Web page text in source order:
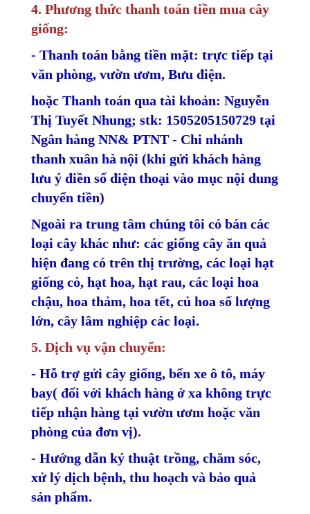
4. Phương thức thanh toán tiền mua cây
giống:
- Thanh toán bằng tiền mặt: trực tiếp tại
văn phòng, vườn ươm, Bưu điện.
hoặc Thanh toán qua tài khoản: Nguyễn
Thị Tuyết Nhung; stk: 1505205150729 tại
Ngân hàng NN& PTNT - Chi nhánh
thanh xuân hà nội (khi gửi khách hàng
lưu ý điền số điện thoại vào mục nội dung
chuyển tiền)
Ngoài ra trung tâm chúng tôi có bán các
loại cây khác như: các giống cây ăn quả
hiện đang có trên thị trường, các loại hạt
giống cỏ, hạt hoa, hạt rau, các loại hoa
chậu, hoa thảm, hoa tết, củ hoa số lượng
lớn, cây lâm nghiệp các loại.
5. Dịch vụ vận chuyển:
- Hỗ trợ gửi cây giống, bến xe ô tô, máy
bay( đối với khách hàng ở xa không trực
tiếp nhận hàng tại vườn ươm hoặc văn
phòng của đơn vị).
- Hướng dẫn ký thuật trồng, chăm sóc,
xử lý dịch bệnh, thu hoạch và bảo quả
sản phẩm.